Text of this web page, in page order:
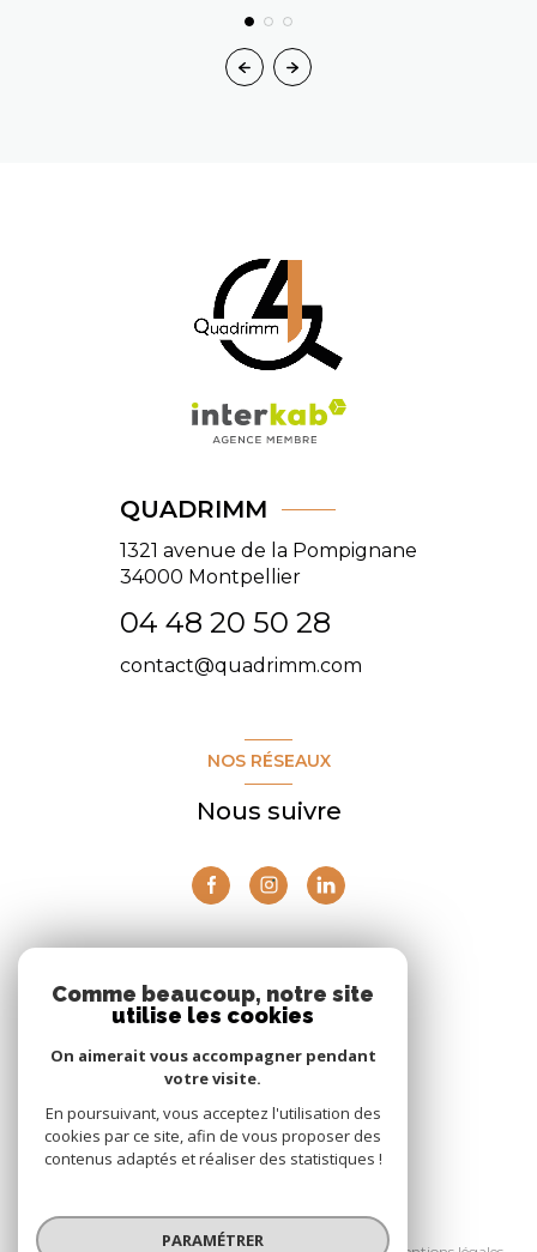
QUADRIMM
1321 avenue de la Pompignane
34000 Montpellier
04 48 20 50 28
contact@quadrimm.com
NOS RÉSEAUX
Nous suivre
Nous adhérons
© 2026 | Tous droits réservés
Comme beaucoup, notre site
utilise les cookies
On aimerait vous accompagner pendant
votre visite.
En poursuivant, vous acceptez l'utilisation des
cookies par ce site, afin de vous proposer des
contenus adaptés et réaliser des statistiques !
PARAMÉTRER